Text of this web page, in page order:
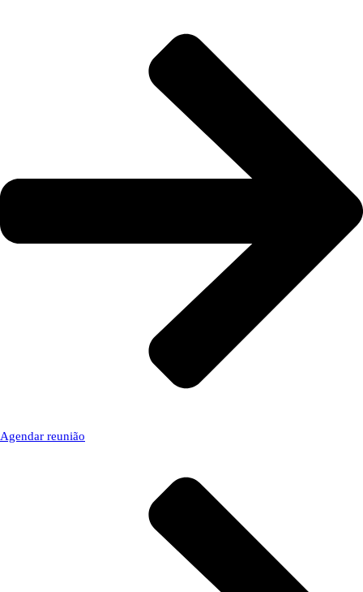
Agendar reunião